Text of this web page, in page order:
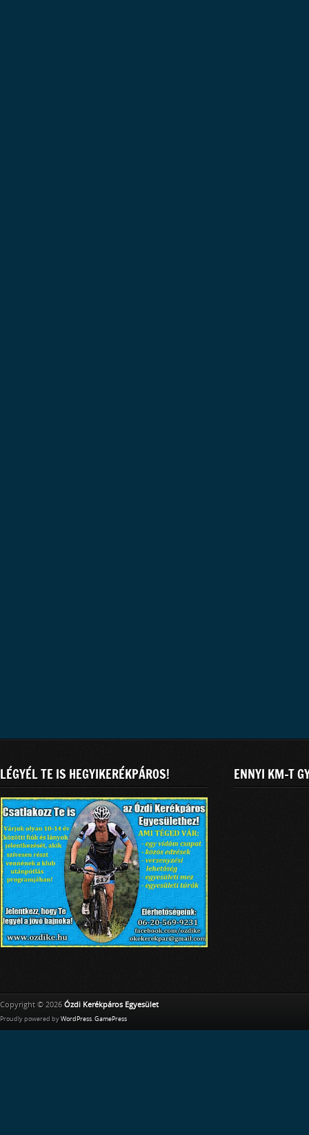
LÉGYÉL TE IS HEGYIKERÉKPÁROS! ENNYI KM-T
Copyright © 2026 Ózdi Kerékpáros Egyesület
Proudly powered by WordPress. GamePress